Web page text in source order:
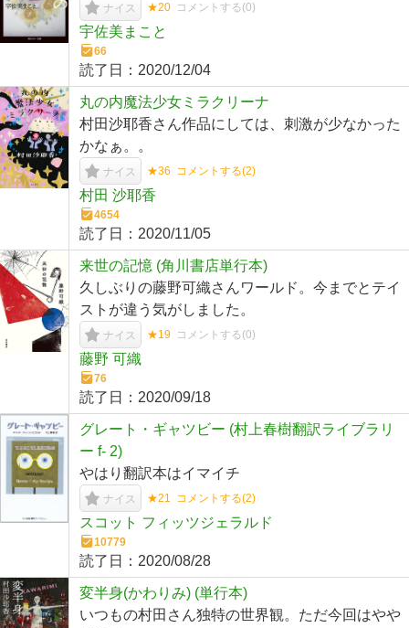
ナイス ★20 コメントする(0)
宇佐美まこと
66
読了日： 2020/12/04
丸の内魔法少女ミラクリーナ
村田沙耶香さん作品にしては、刺激が少なかった
かなぁ。。
ナイス ★36 コメントする(2)
村田 沙耶香
4654
読了日： 2020/11/05
来世の記憶 (角川書店単行本)
久しぶりの藤野可織さんワールド。今までとテイ
ストが違う気がしました。
ナイス ★19 コメントする(0)
藤野 可織
76
読了日： 2020/09/18
グレート・ギャツビー (村上春樹翻訳ライブラリ
ー f- 2)
やはり翻訳本はイマイチ
ナイス ★21 コメントする(2)
スコット フィッツジェラルド
10779
読了日： 2020/08/28
変半身(かわりみ) (単行本)
いつもの村田さん独特の世界観。ただ今回はやや